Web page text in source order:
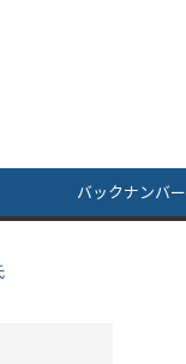
バックナンバー